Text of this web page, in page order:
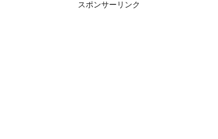
スポンサーリンク